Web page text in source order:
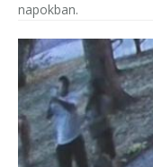
napokban.